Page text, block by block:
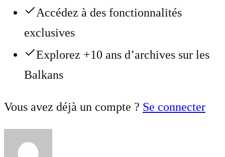
Accédez à des fonctionnalités
exclusives
Explorez +10 ans d’archives sur les
Balkans
Vous avez déjà un compte ? Se connecter